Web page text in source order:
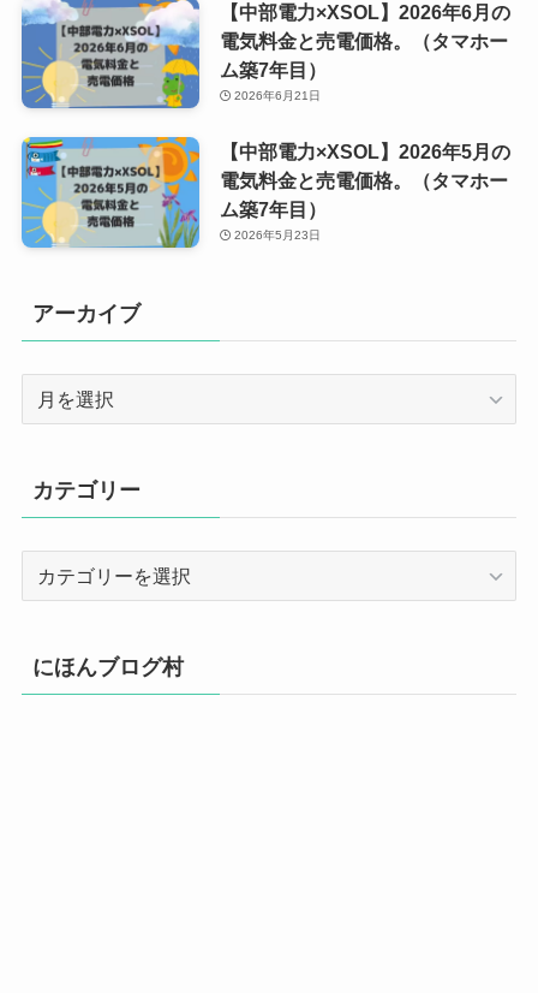
【中部電力×XSOL】2026年6月の
電気料金と売電価格。（タマホー
ム築7年目）
2026年6月21日
【中部電力×XSOL】2026年5月の
電気料金と売電価格。（タマホー
ム築7年目）
2026年5月23日
アーカイブ
ブ
カテゴリー
リ
ー
にほんブログ村